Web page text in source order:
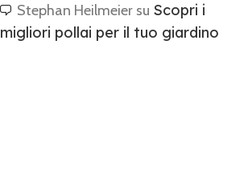
Stephan Heilmeiersu Scopri i
migliori pollai per il tuo giardino